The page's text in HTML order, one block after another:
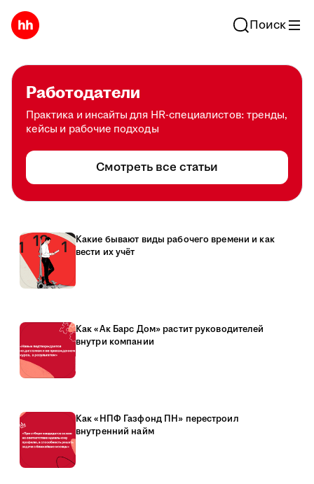
Поиск
Работодатели
Практика и инсайты для HR-специалистов: тренды,
кейсы и рабочие подходы
Смотреть все статьи
Какие бывают виды рабочего времени и как
вести их учёт
Как «Ак Барс Дом» растит руководителей
внутри компании
Как «НПФ Газфонд ПН» перестроил
внутренний найм